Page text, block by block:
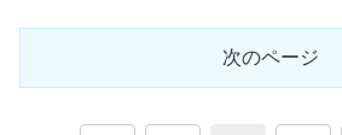
次のページ